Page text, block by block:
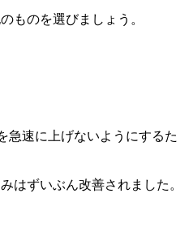
ものを選びましょう。
急速に上げないようにするた
はずいぶん改善されました。